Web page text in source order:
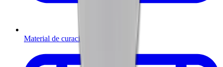
Material de curación